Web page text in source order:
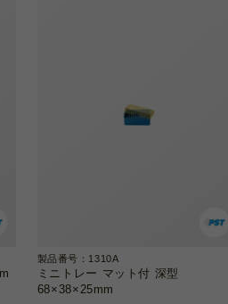
製品番号：1310A
ミニトレー マット付 深型
68×38×25mm